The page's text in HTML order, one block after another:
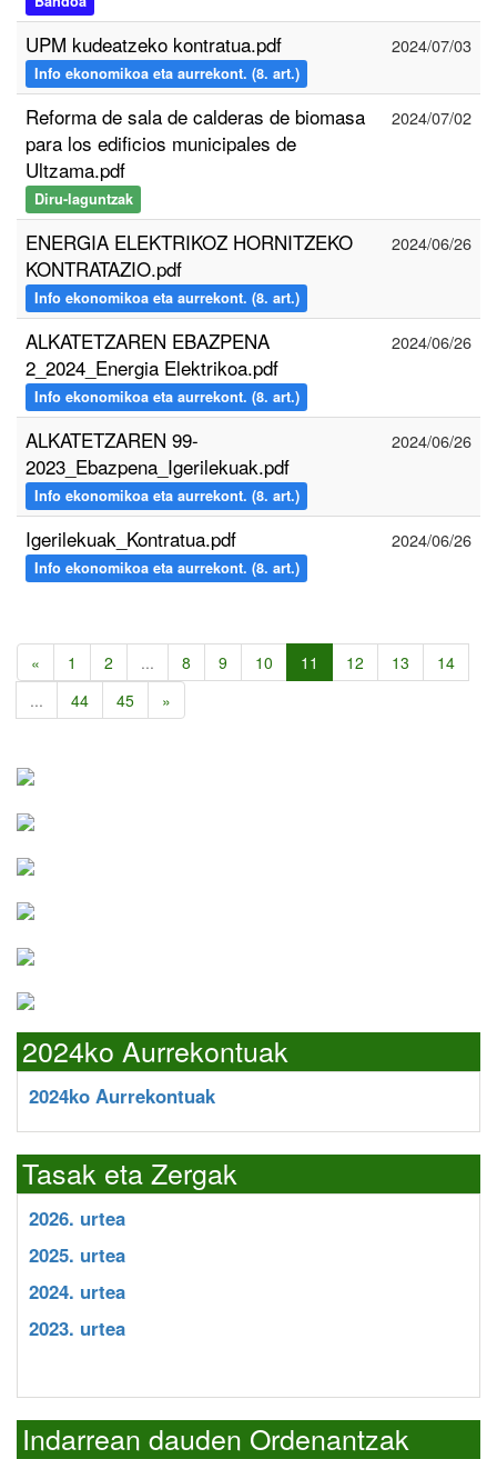
UPM kudeatzeko kontratua.pdf
Info ekonomikoa eta aurrekont. (8. art.)
2024/07/03
Reforma de sala de calderas de biomasa
para los edificios municipales de
Ultzama.pdf
Diru-laguntzak
2024/07/02
ENERGIA ELEKTRIKOZ HORNITZEKO
KONTRATAZIO.pdf
Info ekonomikoa eta aurrekont. (8. art.)
2024/06/26
ALKATETZAREN EBAZPENA
2_2024_Energia Elektrikoa.pdf
Info ekonomikoa eta aurrekont. (8. art.)
2024/06/26
ALKATETZAREN 99-
2023_Ebazpena_Igerilekuak.pdf
Info ekonomikoa eta aurrekont. (8. art.)
2024/06/26
Igerilekuak_Kontratua.pdf
Info ekonomikoa eta aurrekont. (8. art.)
2024/06/26
« 1 2 ... 8 9 10 11 12 13
14
...
44 45 »
2024ko Aurrekontuak
2024ko Aurrekontuak
Tasak eta Zergak
2026. urtea
2025. urtea
2024. urtea
2023. urtea
Indarrean dauden Ordenantzak